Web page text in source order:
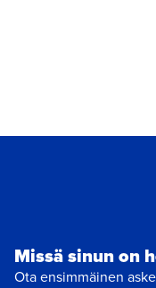
Missä sinun on
Ota ensimmäinen